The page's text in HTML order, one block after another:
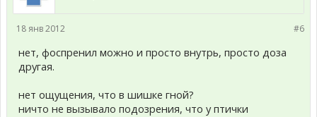
#6
18 янв 2012
нет, фоспренил можно и просто внутрь, просто доза
другая.
нет ощущения, что в шишке гной?
ничто не вызывало подозрения, что у птички